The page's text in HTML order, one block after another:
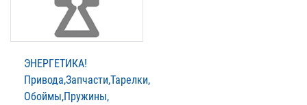
ЭНЕРГЕТИКА!
Привода,Запчасти,Тарелки,
Обоймы,Пружины,